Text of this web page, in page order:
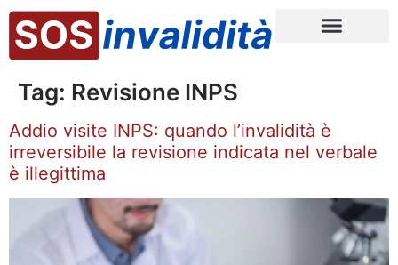
Tag: Revisione INPS
Addio visite INPS: quando l’invalidità è
irreversibile la revisione indicata nel verbale
è illegittima